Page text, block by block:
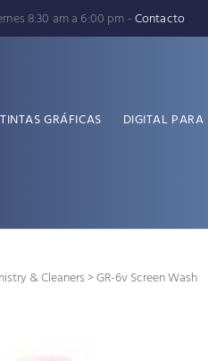
8:30 am a 6:00 pm -Contacto
TINTAS GRÁFICAS DIGITAL
& Cleaners> GR-6v Screen Wash